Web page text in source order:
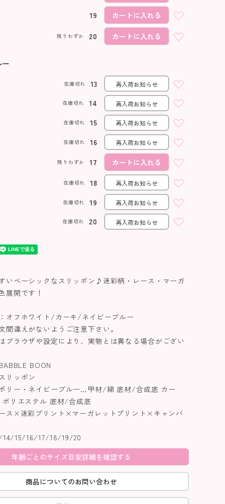
19 カートに入れる
20
残りわずか カートに入れる
ー
13
在庫切れ 再入荷お知らせ
14
在庫切れ 再入荷お知らせ
15
在庫切れ 再入荷お知らせ
16
在庫切れ 再入荷お知らせ
17
残りわずか カートに入れる
18
在庫切れ 再入荷お知らせ
19
在庫切れ 再入荷お知らせ
20
在庫切れ 再入荷お知らせ
いベーシックなスリッポン♪迷彩柄・レース・マーガ
展開です！
オフホワイト/カーキ/ネイビーブルー
間違えがないようご注意下さい。
ブラウザや設定により、実物とは異なる場合がござい
BOON
ッポン
ー・ネイビーブルー…甲材/綿 底材/合成底 カー
リエステル 底材/合成底
ス×迷彩プリント×マーガレットプリント×キャンバ
15/16/17/18/19/20
年齢ごとのサイズ目安詳細を確認する
商品についてのお問い合わせ